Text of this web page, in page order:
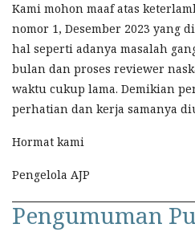
Kami mohon maaf atas
nomor 1, Desember 2023 yang
hal seperti adanya masalah
bulan dan proses reviewer
waktu cukup lama. Demikian
perhatian dan kerja samanya
Hormat kami
Pengelola AJP
Pengumuman